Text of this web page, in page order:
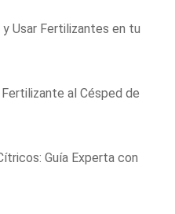
Usar Fertilizantes en tu
al Césped de
Guía Experta con